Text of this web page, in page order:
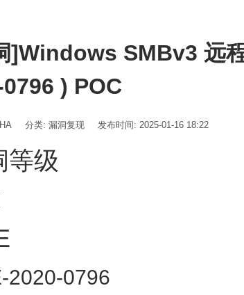
]Windows SMBv3 远
) POC
分类: 漏洞复现 发布时间: 2025-01-16 18:22
等级
2020-0796